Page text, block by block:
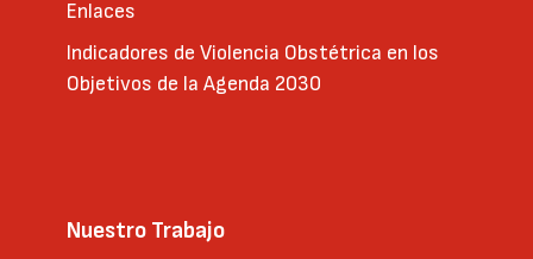
Enlaces
Indicadores de Violencia Obstétrica en los
Objetivos de la Agenda 2030
Nuestro Trabajo